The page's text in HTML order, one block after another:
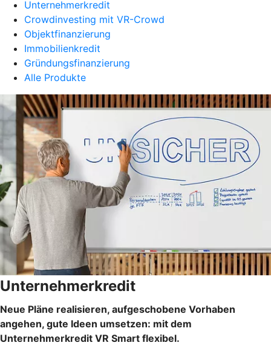
Unternehmerkredit
Crowdinvesting mit VR-Crowd
Objektfinanzierung
Immobilienkredit
Gründungsfinanzierung
Alle Produkte
Unternehmerkredit
Neue Pläne realisieren, aufgeschobene Vorhaben
angehen, gute Ideen umsetzen: mit dem
Unternehmerkredit VR Smart flexibel.